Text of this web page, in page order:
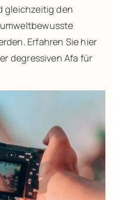
gleichzeitig den
Erfahren Sie hier
degressiven Afa für